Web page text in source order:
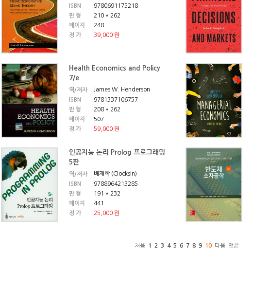
ISBN
9780691175218
판 형
210 * 262
페이지
248
정 가
39,000 원
Health Economics and Policy
7/e
역/저자
James W. Henderson
ISBN
9781337106757
판 형
208 * 262
페이지
507
정 가
59,000 원
인공지능 논리 Prolog 프로그래밍
5판
역/저자
배재학 (Clocksin)
ISBN
9788964213285
판 형
191 * 232
페이지
441
정 가
25,000 원
처음 1 2 3 4 5 6 7 8 9 10 다음 맨끝